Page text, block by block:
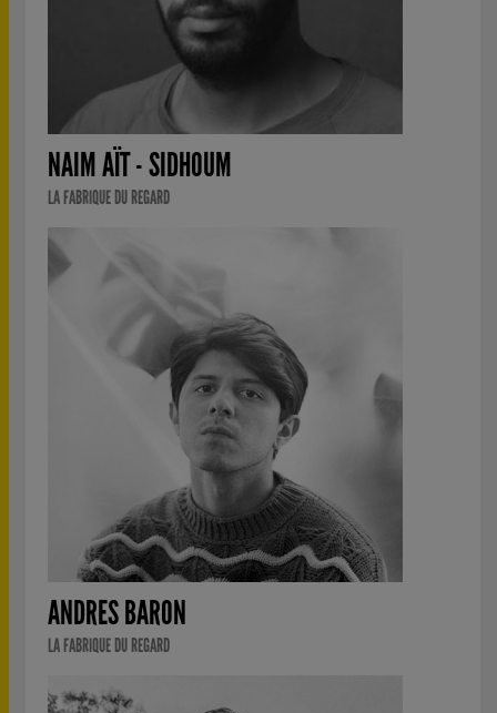
NAIM AÏT - SIDHOUM
LA FABRIQUE DU REGARD
ANDRES BARON
LA FABRIQUE DU REGARD